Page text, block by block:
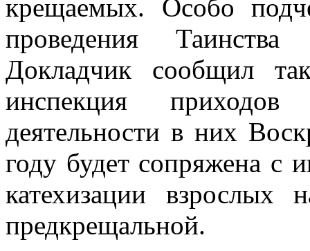
крещаемых. Особо
проведения
Докладчик сообщил
инспекция
деятельности в них
году будет сопряжена с
катехизации
предкрещальной.